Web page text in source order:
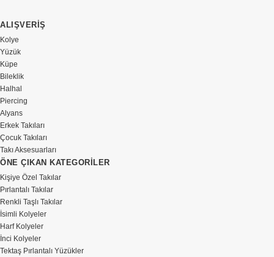
ALIŞVERİŞ
Kolye
Yüzük
Küpe
Bileklik
Halhal
Piercing
Alyans
Erkek Takıları
Çocuk Takıları
Takı Aksesuarları
ÖNE ÇIKAN KATEGORİLER
Kişiye Özel Takılar
Pırlantalı Takılar
Renkli Taşlı Takılar
İsimli Kolyeler
Harf Kolyeler
İnci Kolyeler
Tektaş Pırlantalı Yüzükler